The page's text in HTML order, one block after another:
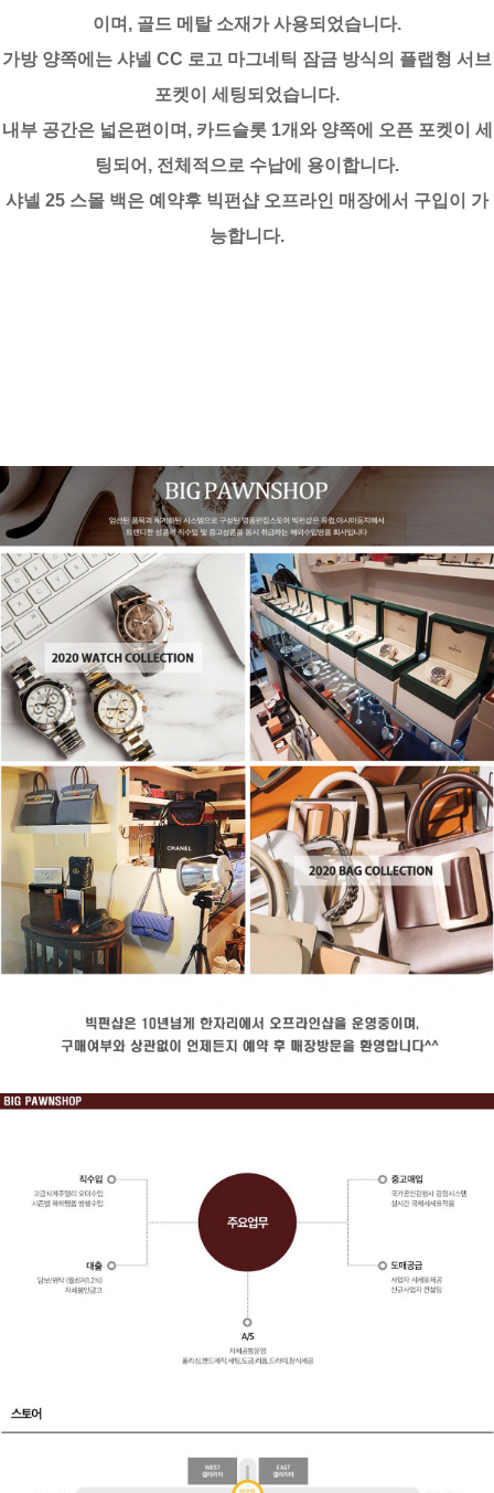
이며, 골드 메탈 소재가 사용되었습니다.
가방 양쪽에는 샤넬 CC 로고 마그네틱 잠금 방식의 플랩형 서브
포켓이 세팅되었습니다.
내부 공간은 넓은편이며, 카드슬롯 1개와 양쪽에 오픈 포켓이 세
팅되어, 전체적으로 수납에 용이합니다.
샤넬 25 스몰 백은 예약후 빅펀샵 오프라인 매장에서 구입이 가
능합니다.